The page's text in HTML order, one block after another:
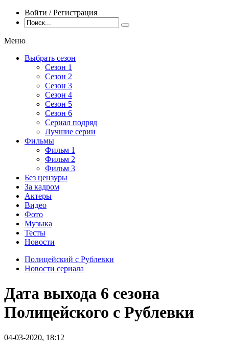
Войти / Регистрация
Меню
Выбрать сезон
Сезон 1
Сезон 2
Сезон 3
Сезон 4
Сезон 5
Сезон 6
Сериал подряд
Лучшие серии
Фильмы
Фильм 1
Фильм 2
Фильм 3
Без цензуры
За кадром
Актеры
Видео
Фото
Музыка
Тесты
Новости
Полицейский с Рублевки
Новости сериала
Дата выхода 6 сезона
Полицейского с Рублевки
04-03-2020, 18:12